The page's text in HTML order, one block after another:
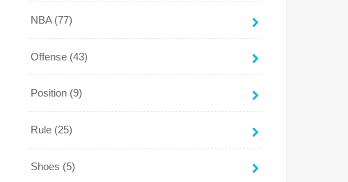
NBA (77)
Offense (43)
Position (9)
Rule (25)
Shoes (5)